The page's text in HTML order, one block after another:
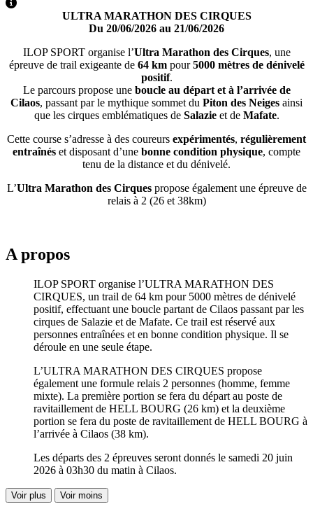
ULTRA MARATHON DES CIRQUES
Du 20/06/2026 au 21/06/2026
ILOP SPORT organise l’Ultra Marathon des Cirques, une
épreuve de trail exigeante de 64 kmpour5000 mètres de dénivelé
positif.
Le parcours propose une boucle au départ et à l’arrivée de
Cilaos, passant par le mythique sommet du Piton des Neiges ainsi
que les cirques emblématiques de Salazieet de Mafate.
Cette course s’adresse à des coureurs expérimentés, régulièrement
entraînés et disposant d’une bonne condition physique, compte
tenu de la distance et du dénivelé.
L’Ultra Marathon des Cirques propose également une épreuve de
relais à 2 (26 et 38km)
A propos
ILOP SPORT organise l’ULTRA MARATHON DES
CIRQUES, un trail de 64 km pour 5000 mètres de dénivelé
positif, effectuant une boucle partant de Cilaos passant par les
cirques de Salazie et de Mafate. Ce trail est réservé aux
personnes entraînées et en bonne condition physique. Il se
déroule en une seule étape.
L’ULTRA MARATHON DES CIRQUES propose
également une formule relais 2 personnes (homme, femme
mixte). La première portion se fera du départ au poste de
ravitaillement de HELL BOURG (26 km) et la deuxième
portion se fera du poste de ravitaillement de HELL BOURG à
l’arrivée à Cilaos (38 km).
Les départs des 2 épreuves seront donnés le samedi 20 juin
2026 à 03h30 du matin à Cilaos.
Voir plus Voir moins